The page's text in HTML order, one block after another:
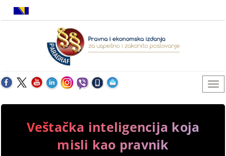
Veštačka inteligencija koja
misli kao pravnik